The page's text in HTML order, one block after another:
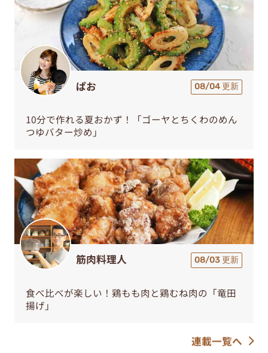
ぱお 08/04 更新
10分で作れる夏おかず！「ゴーヤとちくわのめん
つゆバター炒め」
筋肉料理人 08/03 更新
食べ比べが楽しい！鶏もも肉と鶏むね肉の「竜田
揚げ」
連載一覧へ